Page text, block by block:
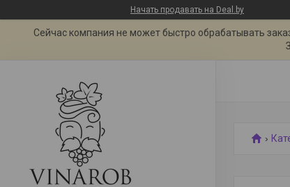
Начать продавать на Deal.by
Сейчас компания не может быстро обрабатывать